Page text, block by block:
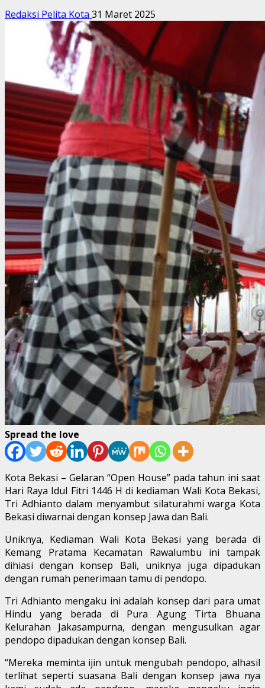
Redaksi Pelita Kota 31 Maret 2025
Spread the love
Kota Bekasi – Gelaran “Open House” pada tahun ini saat
Hari Raya Idul Fitri 1446 H di kediaman Wali Kota Bekasi,
Tri Adhianto dalam menyambut silaturahmi warga Kota
Bekasi diwarnai dengan konsep Jawa dan Bali.
Uniknya, Kediaman Wali Kota Bekasi yang berada di
Kemang Pratama Kecamatan Rawalumbu ini tampak
dihiasi dengan konsep Bali, uniknya juga dipadukan
dengan rumah penerimaan tamu di pendopo.
Tri Adhianto mengaku ini adalah konsep dari para umat
Hindu yang berada di Pura Agung Tirta Bhuana
Kelurahan Jakasampurna, dengan mengusulkan agar
pendopo dipadukan dengan konsep Bali.
“Mereka meminta ijin untuk mengubah pendopo, alhasil
terlihat seperti suasana Bali dengan konsep jawa nya